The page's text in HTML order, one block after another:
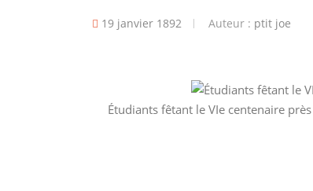
19 janvier 1892 Auteur : ptit joe
Étudiants fêtant le VIe centenaire